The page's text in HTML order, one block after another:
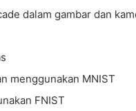
dalam gambar dan
menggunakan MNIST
FNIST